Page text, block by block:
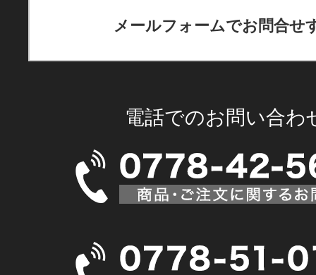
メールフォームでお問合せ
電話でのお問い合わ